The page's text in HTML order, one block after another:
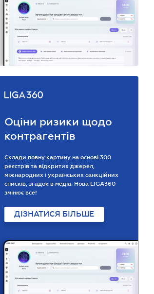
Оціни ризики щодо
контрагентів
Склади повну картину на основі 300
реєстрів та відкритих джерел,
міжнародних і українських санкційних
списків, згадок в медіа. Нова LIGA360
змінює все!
ДІЗНАТИСЯ БІЛЬШЕ